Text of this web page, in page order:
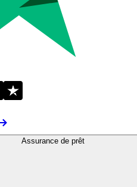
Assurance de prêt